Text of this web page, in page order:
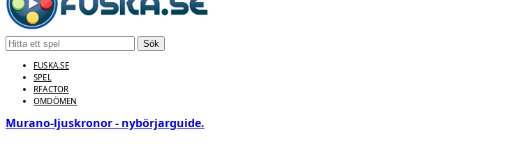
Sök
FUSKA.SE
SPEL
RFACTOR
OMDÖMEN
Murano‑ljuskronor - nybörjarguide.